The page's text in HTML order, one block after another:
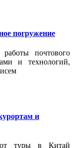
погружение
почтового
и технологий,
и
туры в Китай